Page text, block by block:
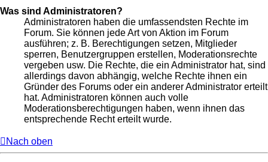
Was sind Administratoren?
Administratoren haben die umfassendsten Rechte im
Forum. Sie können jede Art von Aktion im Forum
ausführen; z. B. Berechtigungen setzen, Mitglieder
sperren, Benutzergruppen erstellen, Moderationsrechte
vergeben usw. Die Rechte, die ein Administrator hat, sind
allerdings davon abhängig, welche Rechte ihnen ein
Gründer des Forums oder ein anderer Administrator erteilt
hat. Administratoren können auch volle
Moderationsberechtigungen haben, wenn ihnen das
entsprechende Recht erteilt wurde.
Nach oben